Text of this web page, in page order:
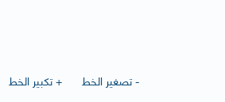
+ تكبير الخط
- تصغير الخط